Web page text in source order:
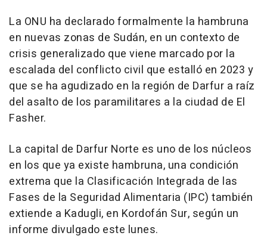
La ONU ha declarado formalmente la hambruna
en nuevas zonas de Sudán, en un contexto de
crisis generalizado que viene marcado por la
escalada del conflicto civil que estalló en 2023 y
que se ha agudizado en la región de Darfur a raíz
del asalto de los paramilitares a la ciudad de El
Fasher.
La capital de Darfur Norte es uno de los núcleos
en los que ya existe hambruna, una condición
extrema que la Clasificación Integrada de las
Fases de la Seguridad Alimentaria (IPC) también
extiende a Kadugli, en Kordofán Sur, según un
informe divulgado este lunes.